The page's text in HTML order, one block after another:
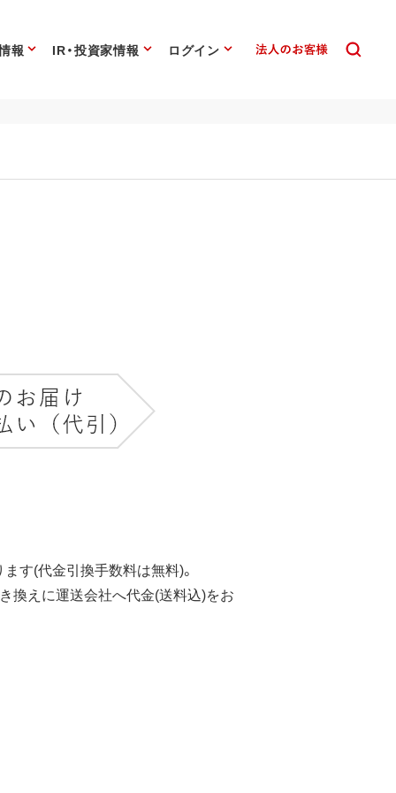
報 IR・投資家情報 ログイン
す(代金引換手数料は無料)。
換えに運送会社へ代金(送料込)をお